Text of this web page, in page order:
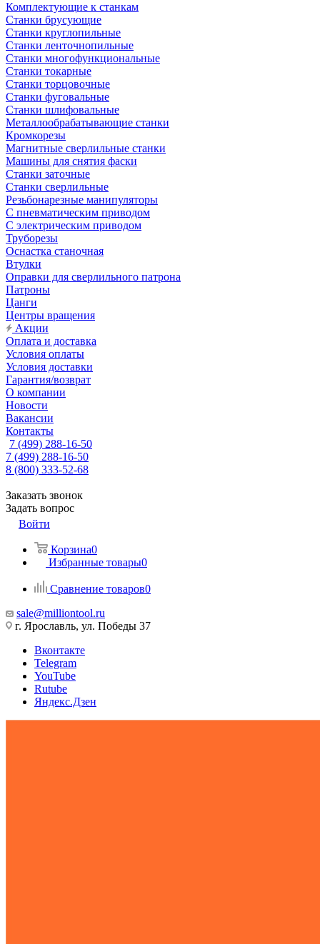
Комплектующие к станкам
Станки брусующие
Станки круглопильные
Станки ленточнопильные
Станки многофункциональные
Станки токарные
Станки торцовочные
Станки фуговальные
Станки шлифовальные
Металлообрабатывающие станки
Кромкорезы
Магнитные сверлильные станки
Машины для снятия фаски
Станки заточные
Станки сверлильные
Резьбонарезные манипуляторы
С пневматическим приводом
С электрическим приводом
Труборезы
Оснастка станочная
Втулки
Оправки для сверлильного патрона
Патроны
Цанги
Центры вращения
Акции
Оплата и доставка
Условия оплаты
Условия доставки
Гарантия/возврат
О компании
Новости
Вакансии
Контакты
7 (499) 288-16-50
7 (499) 288-16-50
8 (800) 333-52-68
Заказать звонок
Задать вопрос
Войти
Корзина0
Избранные товары0
Сравнение товаров0
sale@milliontool.ru
г. Ярославль, ул. Победы 37
Вконтакте
Telegram
YouTube
Rutube
Яндекс.Дзен